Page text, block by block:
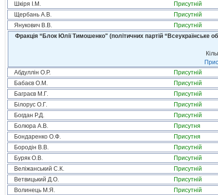
Шкіря І.М.
Присутній
Щербань А.В.
Присутній
Янукович В.В.
Присутній
Фракція “Блок Юлії Тимошенко" (політичних партій “Всеукраїнське
Абдуллін О.Р.
Присутній
Бабаєв О.М.
Присутній
Баграєв М.Г.
Присутній
Білорус О.Г.
Присутній
Богдан Р.Д.
Присутній
Болюра А.В.
Присутня
Бондаренко О.Ф.
Присутня
Бородін В.В.
Присутній
Буряк О.В.
Присутній
Веліжанський С.К.
Присутній
Ветвицький Д.О.
Присутній
Волинець М.Я.
Присутній